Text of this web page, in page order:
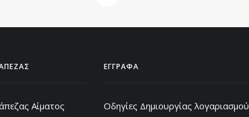
Αίματος
ΕΓΓΡΑΦΑ
Οδηγίες Δημιουργίας λογαριασμού